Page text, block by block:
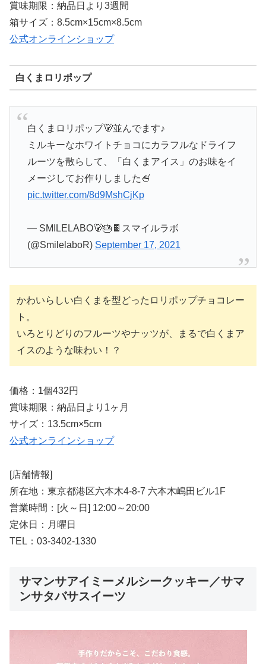
賞味期限：納品日より3週間
箱サイズ：8.5cm×15cm×8.5cm
公式オンラインショップ
白くまロリポップ
白くまロリポップ🐻並んでます♪
ミルキーなホワイトチョコにカラフルなドライフ
ルーツを散らして、「白くまアイス」のお味をイ
メージしてお作りしました🍧
pic.twitter.com/8d9MshCjKp
— SMILELABO🐻🎂🍫スマイルラボ
(@SmilelaboR) September 17, 2021
かわいらしい白くまを型どったロリポップチョコレー
ト。
いろとりどりのフルーツやナッツが、まるで白くまア
イスのような味わい！？
価格：1個432円
賞味期限：納品日より1ヶ月
サイズ：13.5cm×5cm
公式オンラインショップ
[店舗情報]
所在地：東京都港区六本木4-8-7 六本木嶋田ビル1F
営業時間：[火～日] 12:00～20:00
定休日：月曜日
TEL：03-3402-1330
サマンサアイミーメルシークッキー／サマ
ンサタバサスイーツ